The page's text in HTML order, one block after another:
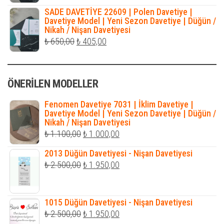
fiyat:
₺ 490,00.fiyat:
₺ 316,00.
SADE DAVETİYE 22609 | Polen Davetiye |
Davetiye Model | Yeni Sezon Davetiye | Düğün /
Nikah / Nişan Davetiyesi
₺650,00Orijinal
₺ 405,00
ÖNERILEN MODELLER
Fenomen Davetiye 7031 | İklim Davetiye |
Davetiye Model | Yeni Sezon Davetiye | Düğün /
Nikah / Nişan Davetiyesi
₺1.100,00Orijinal
₺ 1.100,00.
₺ 1.000,00
2013 Düğün Davetiyesi - Nişan Davetiyesi
₺2.500,00Orijinal
₺ 1.950,00
₺ 1.950,00.
1015 Düğün Davetiyesi - Nişan Davetiyesi
₺2.500,00Orijinal
₺ 1.950,00